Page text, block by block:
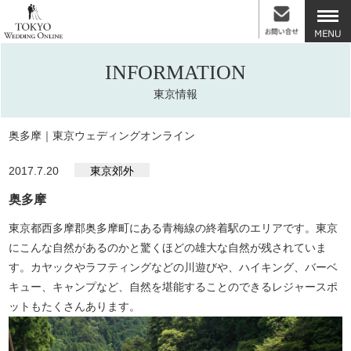
INFORMATION
東京情報
奥多摩｜東京ウェディングオンライン
2017.7.20 東京郊外
奥多摩
東京都西多摩郡奥多摩町にある青梅線の終着駅のエリアです。東京
にこんな自然があるのかと驚くほどの雄大な自然が残されていま
す。カヤックやラフティングなどの川遊びや、ハイキング、バーベ
キュー、キャンプなど、自然を堪能することのできるレジャースポ
ットもたくさんあります。